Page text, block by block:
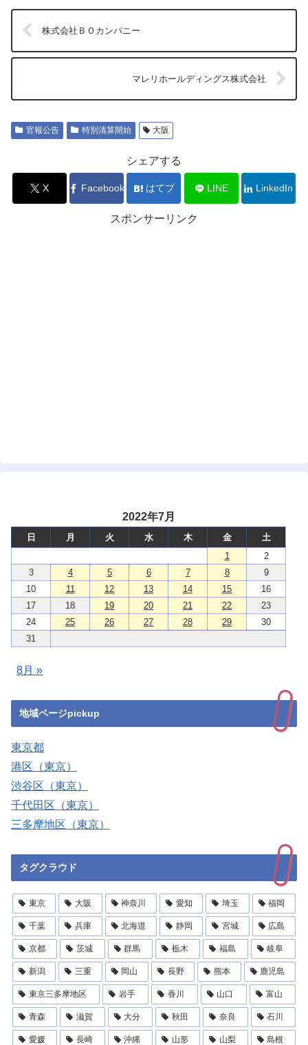
株式会社ＢＯカンパニー
マレリホールディングス株式会社
官報公告 特別清算開始 大阪
シェアする
X Facebook はてブ LINE LinkedIn
スポンサーリンク
2022年7月
日 月 火 水 木 金
土
1
2
3
4 5 6 7 8
9
10
11 12 13 14 15
16
17
18 19 20 21 22
23
24
25 26 27 28 29
30
31
8月 »
地域ページpickup
東京都
港区（東京）
渋谷区（東京）
千代田区（東京）
三多摩地区（東京）
タグクラウド
東京 大阪 神奈川 愛知 埼玉 福岡
千葉 兵庫 北海道 静岡 宮城 広島
京都 茨城 群馬 栃木 福島 岐阜
新潟 三重 岡山 長野 熊本 鹿児島
東京三多摩地区 岩手 香川 山口 富山
青森 滋賀 大分 秋田 奈良 石川
愛媛 長崎 沖縄 山形 山梨 島根